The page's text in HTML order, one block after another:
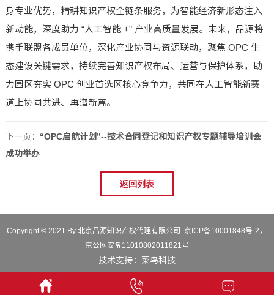
身专业优势，精耕知识产权全链条服务，为智能经济新形态注入
新动能，深度助力 “人工智能 +” 产业高质量发展。未来，品源将
携手联盟各成员单位，深化产业协同与资源联动，聚焦 OPC 生
态建设关键需求，持续完善知识产权布局、运营与保护体系，助
力园区夯实 OPC 创业首选区核心竞争力，共同在人工智能新赛
道上协同共进、再谱新篇。
下一页： “OPC启航计划”--技术合同登记和知识产权专题辅导培训会
成功举办
返回列表
Copyright © 2021 By 北京品源知识产权代理有限公司 京ICP备10001848号-2 ，
京公网安备11010802011821号
技术支持： 菜鸟科技